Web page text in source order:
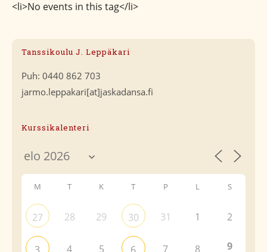
<li>No events in this tag</li>
Tanssikoulu J. Leppäkari
Puh: 0440 862 703
jarmo.leppakari[at]jaskadansa.fi
Kurssikalenteri
M T K T P L S
27 28 29 30 31 1 2
3 4 5 6 7 8 9